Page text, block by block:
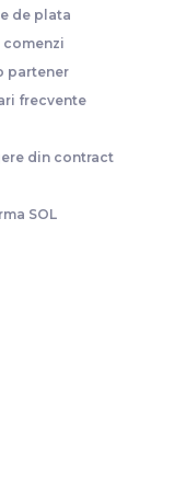
de plata
partener
frecvente
din contract
SOL